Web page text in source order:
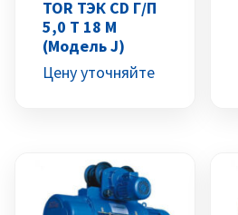
TOR ТЭК CD Г/п
5,0 Т 18 М
(модель J)
Цену уточняйте